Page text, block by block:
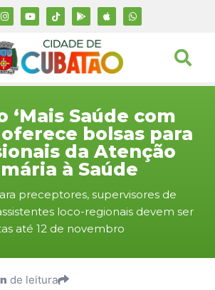
‘Mais Saúde com
bolsas para
da Atenção
à Saúde
preceptores, supervisores de
loco-regionais devem ser
até 12 de novembro
de leitura